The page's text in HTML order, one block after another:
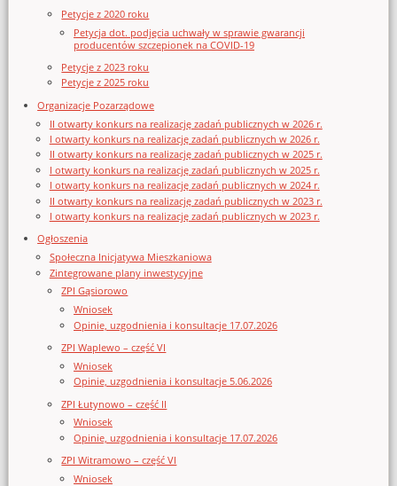
Petycje z 2020 roku
Petycja dot. podjęcia uchwały w sprawie gwarancji
producentów szczepionek na COVID-19
Petycje z 2023 roku
Petycje z 2025 roku
Organizacje Pozarządowe
II otwarty konkurs na realizację zadań publicznych w 2026 r.
I otwarty konkurs na realizację zadań publicznych w 2026 r.
II otwarty konkurs na realizację zadań publicznych w 2025 r.
I otwarty konkurs na realizację zadań publicznych w 2025 r.
I otwarty konkurs na realizację zadań publicznych w 2024 r.
II otwarty konkurs na realizację zadań publicznych w 2023 r.
I otwarty konkurs na realizację zadań publicznych w 2023 r.
Ogłoszenia
Społeczna Inicjatywa Mieszkaniowa
Zintegrowane plany inwestycyjne
ZPI Gąsiorowo
Wniosek
Opinie, uzgodnienia i konsultacje 17.07.2026
ZPI Waplewo – część VI
Wniosek
Opinie, uzgodnienia i konsultacje 5.06.2026
ZPI Łutynowo – część II
Wniosek
Opinie, uzgodnienia i konsultacje 17.07.2026
ZPI Witramowo – część VI
Wniosek